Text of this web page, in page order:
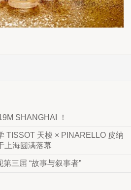
SHANGHAI ！
TISSOT 天梭 × PINARELLO 皮纳
上海圆满落幕
三届 “故事与叙事者”